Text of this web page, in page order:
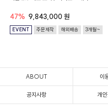
47% 9,843,000 원
EVENT 주문제작 해외배송 3개월~
ABOUT 이
공지사항 개